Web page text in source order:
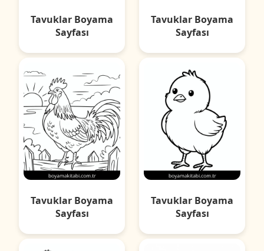
Tavuklar Boyama
Sayfası
Tavuklar Boyama
Sayfası
Tavuklar Boyama
Sayfası
Tavuklar Boyama
Sayfası